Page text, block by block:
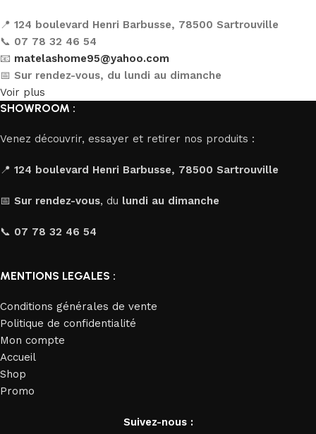
📍 124 boulevard Henri Barbusse, 78500 Sartrouville
📞 07 78 32 46 54
📧 matelashome95@yahoo.com
📅 Sur rendez-vous, du lundi au dimanche
Voir plus
SHOWROOM :
Venez découvrir, essayer et retirer nos produits :
📍 124 boulevard Henri Barbusse, 78500 Sartrouville
📅 Sur rendez-vous, du lundi au dimanche
📞 07 78 32 46 54
MENTIONS LEGALES :
Conditions générales de vente
Politique de confidentialité
Mon compte
Accueil
Shop
Promo
Suivez-nous :